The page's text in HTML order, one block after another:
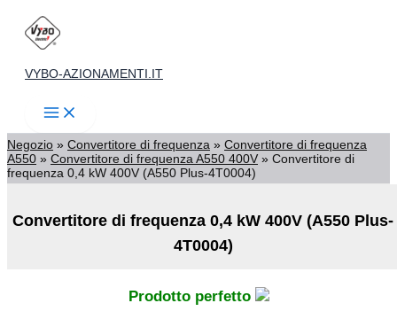
contenuto
VYBO-AZIONAMENTI.IT
Negozio » Convertitore di frequenza » Convertitore di frequenza
A550 » Convertitore di frequenza A550 400V » Convertitore di
frequenza 0,4 kW 400V (A550 Plus-4T0004)
Convertitore di frequenza 0,4 kW 400V (A550 Plus-
4T0004)
Prodotto perfetto